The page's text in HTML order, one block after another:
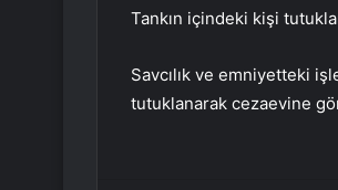
Tankın içindeki kişi
Savcılık ve emniyetteki
tutuklanarak cezaevine